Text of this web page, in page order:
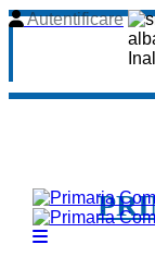
Autentificare